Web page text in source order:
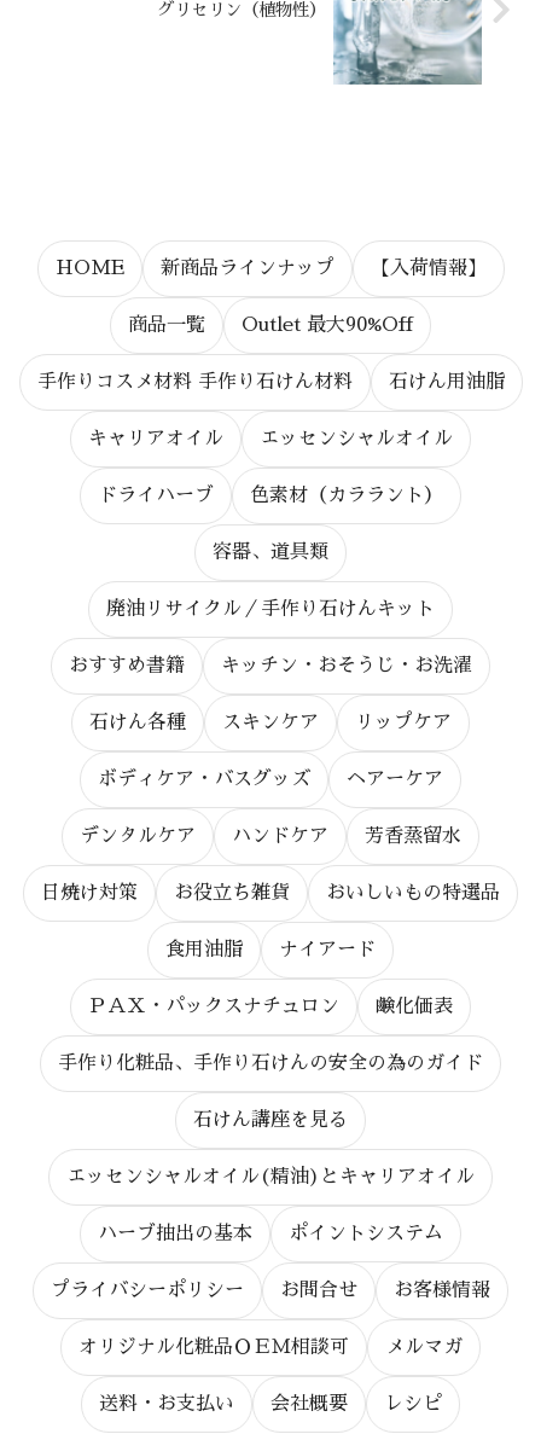
グリセリン（植物性）
HOME 新商品ラインナップ 【入荷情報】
商品一覧 Outlet 最大90%Off
手作りコスメ材料 手作り石けん材料 石けん用油脂
キャリアオイル エッセンシャルオイル
ドライハーブ 色素材（カララント）
容器、道具類
廃油リサイクル／手作り石けんキット
おすすめ書籍 キッチン・おそうじ・お洗濯
石けん各種 スキンケア リップケア
ボディケア・バスグッズ ヘアーケア
デンタルケア ハンドケア 芳香蒸留水
日焼け対策 お役立ち雑貨 おいしいもの特選品
食用油脂 ナイアード
ＰＡＸ・パックスナチュロン 鹸化価表
手作り化粧品、手作り石けんの安全の為のガイド
石けん講座を見る
エッセンシャルオイル(精油)とキャリアオイル
ハーブ抽出の基本 ポイントシステム
プライバシーポリシー お問合せ お客様情報
オリジナル化粧品ＯＥＭ相談可 メルマガ
送料・お支払い 会社概要 レシピ